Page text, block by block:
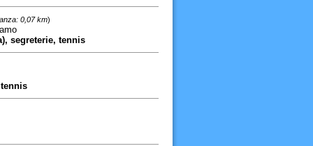
0,07 km)
segreterie, tennis